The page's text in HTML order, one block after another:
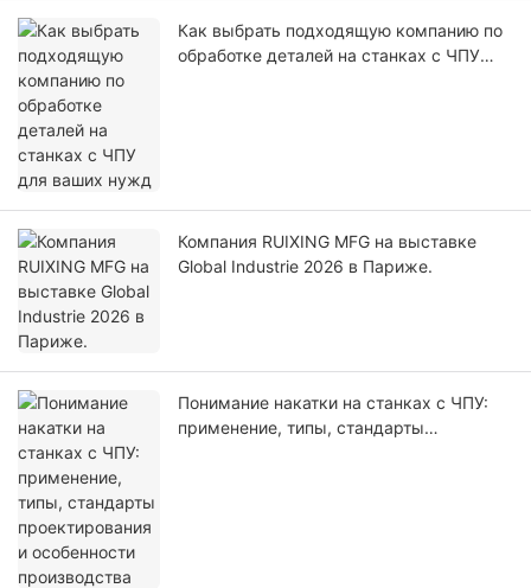
Как выбрать подходящую компанию по
обработке деталей на станках с ЧПУ
Компания RUIXING MFG на выставке
Global Industrie 2026 в Париже.
Понимание накатки на станках с ЧПУ:
применение, типы, стандарты